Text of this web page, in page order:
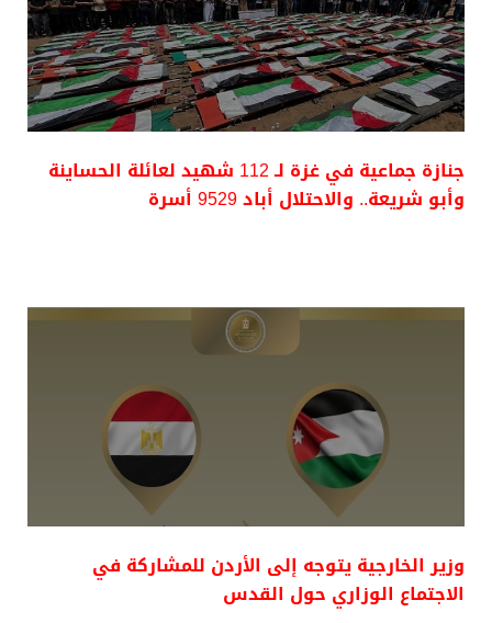
جنازة جماعية في غزة لـ 112 شهيد لعائلة الحساينة
وأبو شريعة.. والاحتلال أباد 9529 أسرة
وزير الخارجية يتوجه إلى الأردن للمشاركة في
الاجتماع الوزاري حول القدس